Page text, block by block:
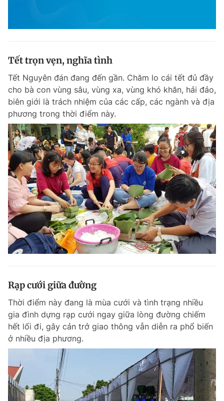
Tết trọn vẹn, nghĩa tình
Tết Nguyên đán đang đến gần. Chăm lo cái tết đủ đầy
cho bà con vùng sâu, vùng xa, vùng khó khăn, hải đảo,
biên giới là trách nhiệm của các cấp, các ngành và địa
phương trong thời điểm này.
Rạp cưới giữa đường
Thời điểm này đang là mùa cưới và tình trạng nhiều
gia đình dựng rạp cưới ngay giữa lòng đường chiếm
hết lối đi, gây cản trở giao thông vẫn diễn ra phổ biến
ở nhiều địa phương.